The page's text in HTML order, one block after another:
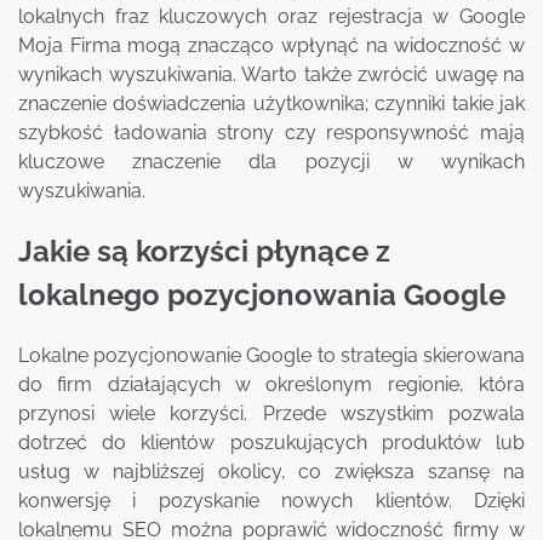
lokalnych fraz kluczowych oraz rejestracja w Google
Moja Firma mogą znacząco wpłynąć na widoczność w
wynikach wyszukiwania. Warto także zwrócić uwagę na
znaczenie doświadczenia użytkownika; czynniki takie jak
szybkość ładowania strony czy responsywność mają
kluczowe znaczenie dla pozycji w wynikach
wyszukiwania.
Jakie są korzyści płynące z
lokalnego pozycjonowania Google
Lokalne pozycjonowanie Google to strategia skierowana
do firm działających w określonym regionie, która
przynosi wiele korzyści. Przede wszystkim pozwala
dotrzeć do klientów poszukujących produktów lub
usług w najbliższej okolicy, co zwiększa szansę na
konwersję i pozyskanie nowych klientów. Dzięki
lokalnemu SEO można poprawić widoczność firmy w